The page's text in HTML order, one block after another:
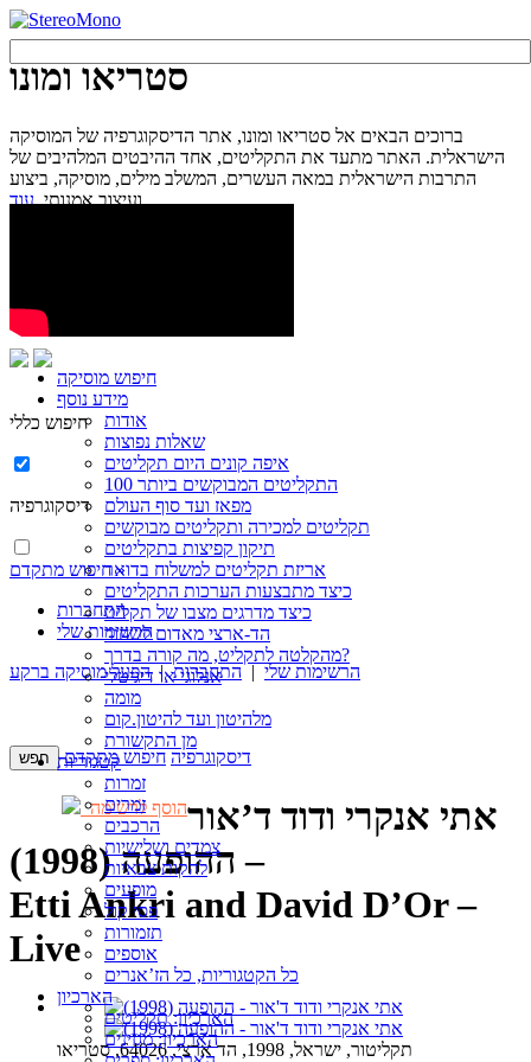
סטריאו ומונו
ברוכים הבאים אל סטריאו ומונו, אתר הדיסקוגרפיה של המוסיקה
הישראלית. האתר מתעד את התקליטים, אחד ההיבטים המלהיבים של
התרבות הישראלית במאה העשרים, המשלב מילים, מוסיקה, ביצוע
ועיצוב אמנותי.עוד...
חיפוש מוסיקה
מידע נוסף
אודות
שאלות נפוצות
איפה קונים היום תקליטים
100 התקליטים המבוקשים ביותר
מפאז ועד סוף העולם
תקליטים למכירה ותקליטים מבוקשים
תיקון קפיצות בתקליטים
אריזת תקליטים למשלוח בדואר
כיצד מתבצעות הערכות התקליטים
כיצד מדרגים מצבו של תקליט
הד-ארצי מאדום לשחור
מהקלטה לתקליט, מה קורה בדרך?
אנלוגי או דיגיטלי
מומה
מלהיטון ועד להיטון.קום
מן התקשורת
קטגוריות
זמרות
זמרים
הרכבים
צמדים ושלישיות
להקות צבאיות
מופעים
פסי קול
תזמורות
אוספים
כל הקטגוריות, כל הז’אנרים
הארכיון
הארכיון: תקליטים
הארכיון: מגזינים
חיפוש כללי
דיסקוגרפיה
חיפוש מתקדם »
התחברות
הרשימות שלי
הרשימות שלי |התחברות|הפעל מוסיקה ברקע
דיסקוגרפיה חיפוש מתקדם
הוסף לרשימהאתי אנקרי ודוד ד’אור
– ההופעה (1998)
Etti Ankri and David D’Or –
Live
תקליטור, ישראל, 1998, הד ארצי, 64026, סטריאו